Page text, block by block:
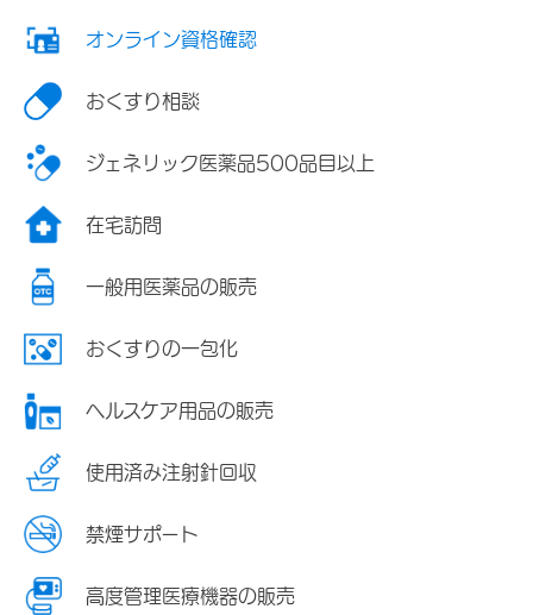
オンライン資格確認
おくすり相談
ジェネリック医薬品500品目以上
在宅訪問
一般用医薬品の販売
おくすりの一包化
ヘルスケア用品の販売
使用済み注射針回収
禁煙サポート
高度管理医療機器の販売